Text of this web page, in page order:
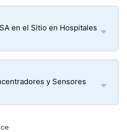
en el Sitio en Hospitales
y Sensores